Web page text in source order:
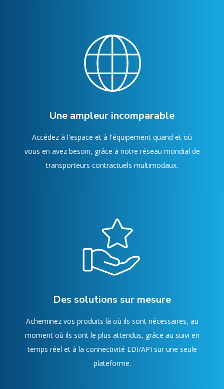
Une ampleur incomparable
Accédez à l'espace et à l'équipement quand et où
vous en avez besoin, grâce à notre réseau mondial de
transporteurs contractuels multimodaux.
Des solutions sur mesure
Acheminez vos produits là où ils sont nécessaires, au
moment où ils sont le plus attendus, grâce au suivi en
temps réel et à la connectivité EDI/API sur une seule
plateforme.